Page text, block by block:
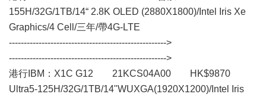
155H/32G/1TB/14“ 2.8K OLED (2880X1800)/Intel Iris Xe
Graphics/4 Cell/三年/帶4G-LTE
----------------------------------------------------->
----------------------------------------------------->
港行IBM：X1C G12 21KCS04A00 HK$9870
Ultra5-125H/32G/1TB/14"WUXGA(1920X1200)/Intel Iris